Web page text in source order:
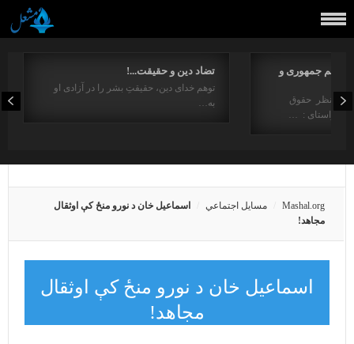
تضاد دین و حقیقت...!
توهم خدای دین، حقیقتِ بشر را در آزادی او
به…
جمهوری و
از منظر حقوق
در راستای : …
Mashal.org مسايل اجتماعي
اسماعیل خان د نورو منځ کې اوثقال
مجاهد!
اسماعیل خان د نورو منځ کې اوثقال
مجاهد!